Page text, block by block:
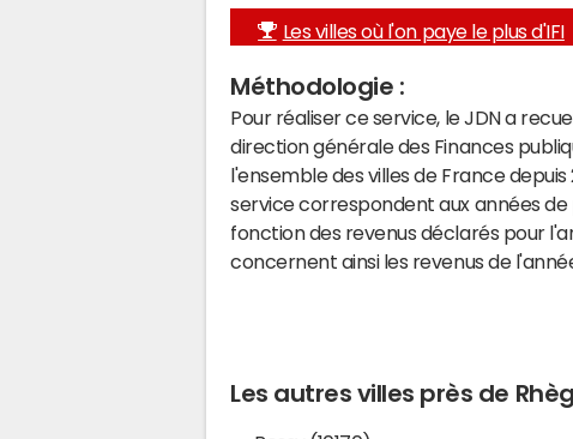
Les villes où l'on paye le plus d'IFI
Méthodologie :
Pour réaliser ce service, le JDN a
direction générale des Finances
l'ensemble des villes de France
service correspondent aux années
fonction des revenus déclarés pour
concernent ainsi les revenus de
Les autres villes près de